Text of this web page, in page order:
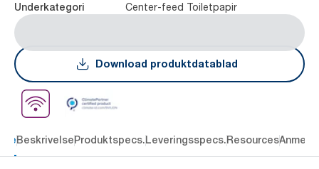
Underkategori Center-feed Toiletpapir
Download produktdatablad
BeskrivelseProduktspecs.Leveringsspecs.Resources